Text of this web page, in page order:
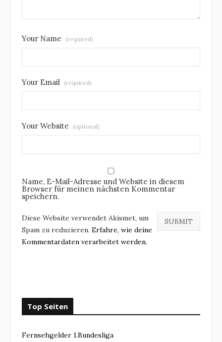
Your Name (required)
Your Email (required)
Your Website (optional)
Name, E-Mail-Adresse und Website in diesem
Browser für meinen nächsten Kommentar
speichern.
Diese Website verwendet Akismet, um
Spam zu reduzieren. Erfahre, wie deine
Kommentardaten verarbeitet werden.
Top Seiten
Fernsehgelder 1.Bundesliga